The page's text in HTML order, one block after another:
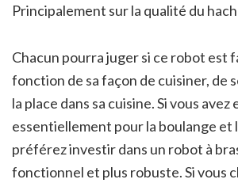
Principalement sur la qualité du
Chacun pourra juger si ce robot est
fonction de sa façon de cuisiner, de
la place dans sa cuisine. Si vous avez
essentiellement pour la boulange et
préférez investir dans un robot à
fonctionnel et plus robuste. Si vous